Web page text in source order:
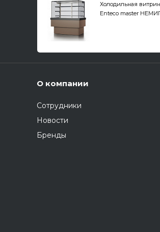
Холодильная
Enteco master
О компании
Сотрудники
Новости
Бренды